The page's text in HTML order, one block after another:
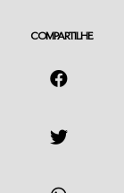
COMPARTILHE